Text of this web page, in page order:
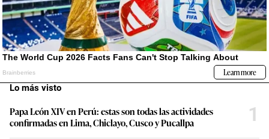
Lo más visto
Papa León XIV en Perú: estas son todas las actividades
confirmadas en Lima, Chiclayo, Cusco y Pucallpa
1